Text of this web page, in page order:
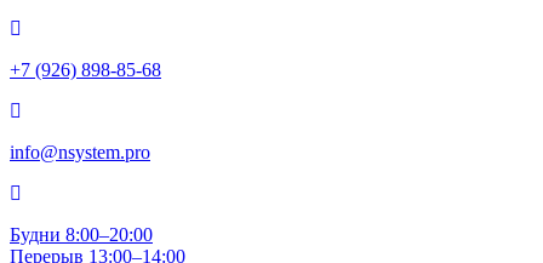
+7 (926) 898-85-68
info@nsystem.pro
Будни 8:00–20:00
Перерыв 13:00–14:00